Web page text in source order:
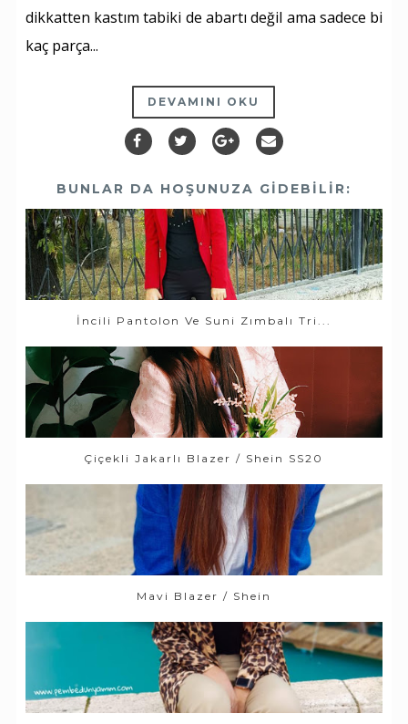
dikkatten kastım tabiki de abartı değil ama sadece bi
kaç parça...
DEVAMINI OKU
BUNLAR DA HOŞUNUZA GIDEBILIR:
İncili Pantolon Ve Suni Zımbalı Tri...
Çiçekli Jakarlı Blazer / Shein SS20
Mavi Blazer / Shein